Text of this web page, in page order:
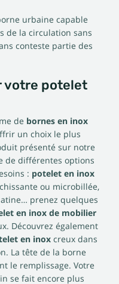
urbaine capable
de la circulation sans
conteste partie des
votre potelet
de bornes en inox
un choix le plus
présenté sur notre
de différentes options
: potelet en inox
ou microbillée,
prenez quelques
en inox de mobilier
Découvrez également
en inox creux dans
La tête de la borne
le remplissage. Votre
se fait encore plus